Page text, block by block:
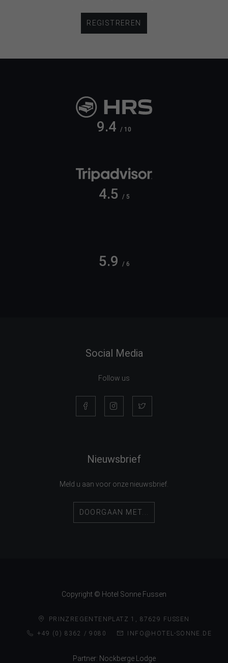
REGISTREREN
9.4 / 10
4.5 / 5
5.9 / 6
Social Media
Follow us
Nieuwsbrief
Meld u aan voor onze nieuwsbrief.
DOORGAAN MET...
Copyright © Hotel Sonne Fussen
PRINZREGENTENPLATZ 1, 87629 FUSSEN
+49 (0) 8362 / 9080
INFO@HOTEL-SONNE.DE
Partner: Nockberge Lodge